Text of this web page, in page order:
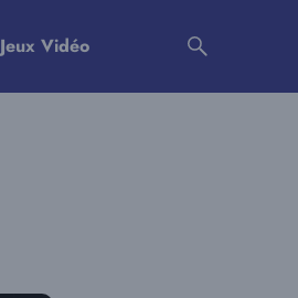
Jeux Vidéo